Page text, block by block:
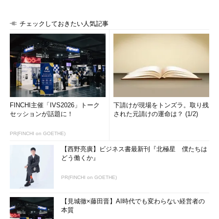
チェックしておきたい人気記事
FINCHI主催「IVS2026」トーク
セッションが話題に！
PR(FINCHI on GOETHE)
下請けが現場をトンズラ。取り残
された元請けの運命は？ (1/2)
【西野亮廣】ビジネス書最新刊『北極星 僕たちは
どう働くか』
PR(FINCHI on GOETHE)
【見城徹×藤田晋】AI時代でも変わらない経営者の
本質